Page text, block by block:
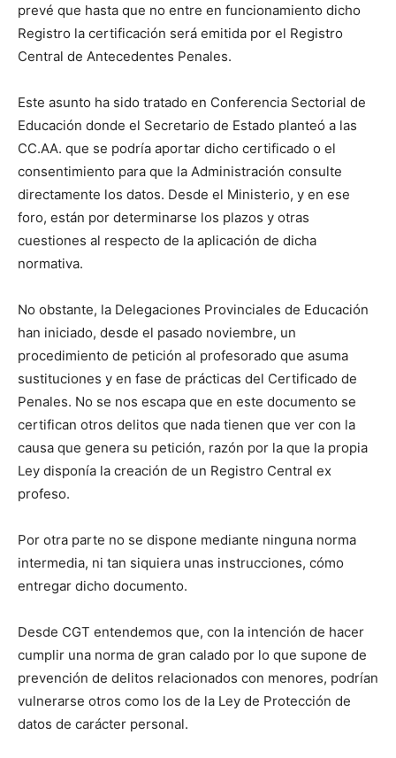
prevé que hasta que no entre en funcionamiento dicho
Registro la certificación será emitida por el Registro
Central de Antecedentes Penales.
Este asunto ha sido tratado en Conferencia Sectorial de
Educación donde el Secretario de Estado planteó a las
CC.AA. que se podría aportar dicho certificado o el
consentimiento para que la Administración consulte
directamente los datos. Desde el Ministerio, y en ese
foro, están por determinarse los plazos y otras
cuestiones al respecto de la aplicación de dicha
normativa.
No obstante, la Delegaciones Provinciales de Educación
han iniciado, desde el pasado noviembre, un
procedimiento de petición al profesorado que asuma
sustituciones y en fase de prácticas del Certificado de
Penales. No se nos escapa que en este documento se
certifican otros delitos que nada tienen que ver con la
causa que genera su petición, razón por la que la propia
Ley disponía la creación de un Registro Central ex
profeso.
Por otra parte no se dispone mediante ninguna norma
intermedia, ni tan siquiera unas instrucciones, cómo
entregar dicho documento.
Desde CGT entendemos que, con la intención de hacer
cumplir una norma de gran calado por lo que supone de
prevención de delitos relacionados con menores, podrían
vulnerarse otros como los de la Ley de Protección de
datos de carácter personal.